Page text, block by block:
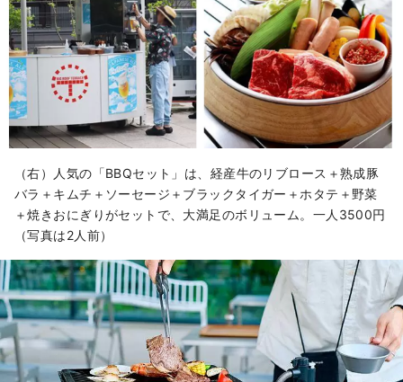
（右）人気の「BBQセット」は、経産牛のリブロース＋熟成豚
バラ＋キムチ＋ソーセージ＋ブラックタイガー＋ホタテ＋野菜
＋焼きおにぎりがセットで、大満足のボリューム。一人3500円
（写真は2人前）